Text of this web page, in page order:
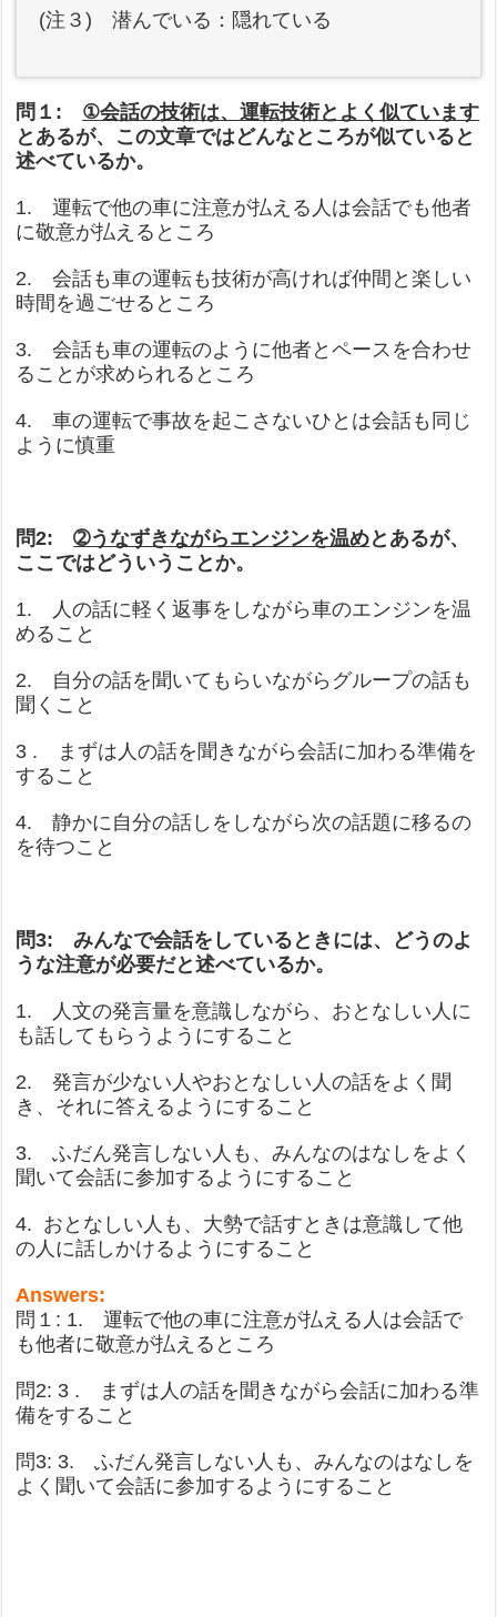
(注３) 潜んでいる：隠れている
問１: ①会話の技術は、運転技術とよく似ています
とあるが、この文章ではどんなところが似ていると
述べているか。
1. 運転で他の車に注意が払える人は会話でも他者
に敬意が払えるところ
2. 会話も車の運転も技術が高ければ仲間と楽しい
時間を過ごせるところ
3. 会話も車の運転のように他者とペースを合わせ
ることが求められるところ
4. 車の運転で事故を起こさないひとは会話も同じ
ように慎重
問2:➁うなずきながらエンジンを温めとあるが、
ここではどういうことか。
1. 人の話に軽く返事をしながら車のエンジンを温
めること
2. 自分の話を聞いてもらいながらグループの話も
聞くこと
3 . まずは人の話を聞きながら会話に加わる準備を
すること
4. 静かに自分の話しをしながら次の話題に移るの
を待つこと
問3: みんなで会話をしているときには、どうのよ
うな注意が必要だと述べているか。
1. 人文の発言量を意識しながら、おとなしい人に
も話してもらうようにすること
2. 発言が少ない人やおとなしい人の話をよく聞
き、それに答えるようにすること
3. ふだん発言しない人も、みんなのはなしをよく
聞いて会話に参加するようにすること
4. おとなしい人も、大勢で話すときは意識して他
の人に話しかけるようにすること
Answers:
問１: 1. 運転で他の車に注意が払える人は会話で
も他者に敬意が払えるところ
問2: 3 . まずは人の話を聞きながら会話に加わる準
備をすること
問3: 3. ふだん発言しない人も、みんなのはなしを
よく聞いて会話に参加するようにすること